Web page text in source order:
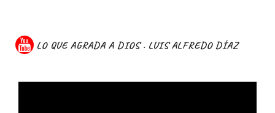
LO QUE AGRADA A DIOS . LUIS ALFREDO DÍAZ